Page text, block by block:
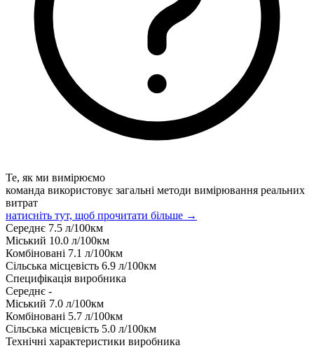
Те, як ми вимірюємо
команда використовує загальні методи вимірювання реальних
витрат
натисніть тут, щоб прочитати більше →
Середнє 7.5 л/100км
Міський 10.0 л/100км
Комбіновані 7.1 л/100км
Сільська місцевість 6.9 л/100км
Специфікація виробника
Середнє -
Міський 7.0 л/100км
Комбіновані 5.7 л/100км
Сільська місцевість 5.0 л/100км
Технічні характеристики виробника